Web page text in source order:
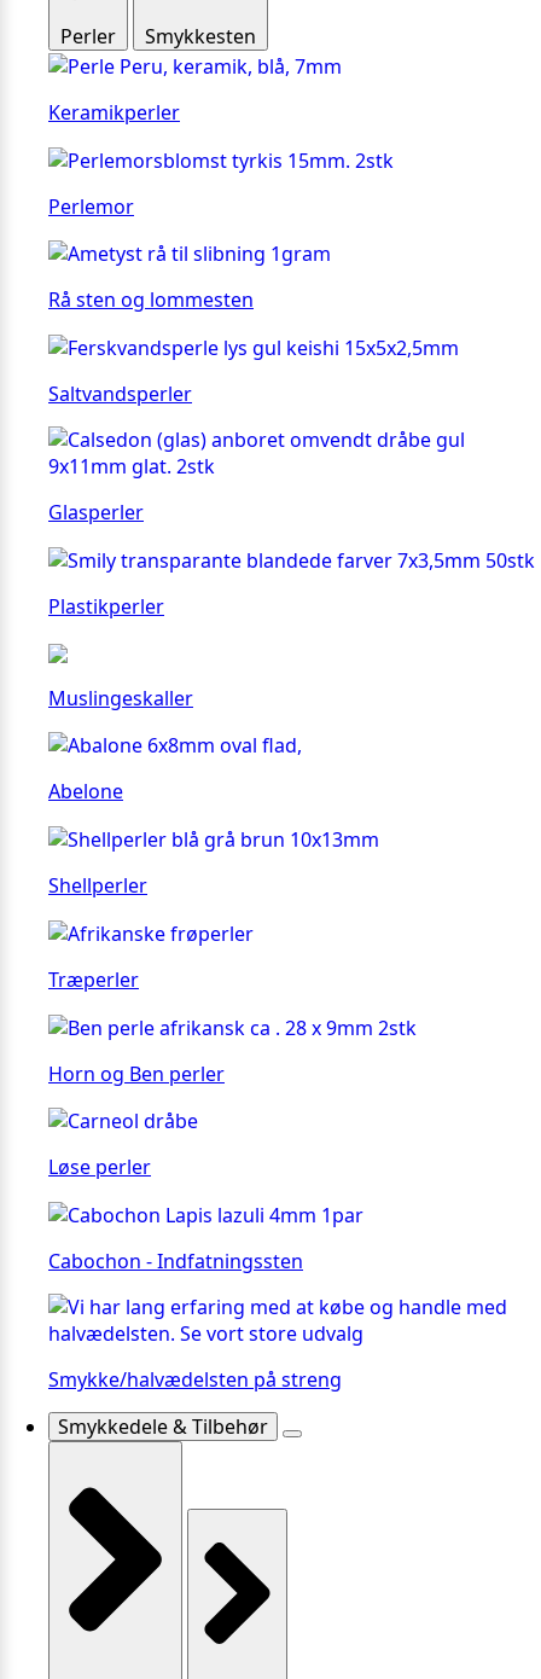
Perler Smykkesten
Keramikperler
Perlemor
Rå sten og lommesten
Saltvandsperler
Glasperler
Plastikperler
Muslingeskaller
Abelone
Shellperler
Træperler
Horn og Ben perler
Løse perler
Cabochon - Indfatningssten
Smykke/halvædelsten på streng
Smykkedele & Tilbehør